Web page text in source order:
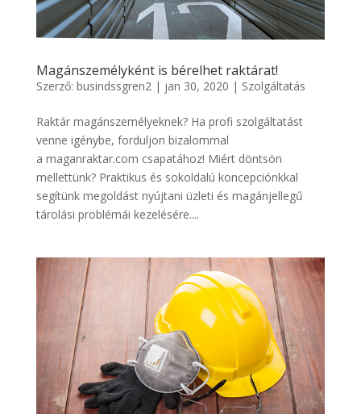
Magánszemélyként is bérelhet raktárat!
Szerző: busindssgren2 | jan 30, 2020 | Szolgáltatás
Raktár magánszemélyeknek? Ha profi szolgáltatást
venne igénybe, forduljon bizalommal
a maganraktar.com csapatához! Miért döntsön
mellettünk? Praktikus és sokoldalú koncepciónkkal
segítünk megoldást nyújtani üzleti és magánjellegű
tárolási problémái kezelésére....